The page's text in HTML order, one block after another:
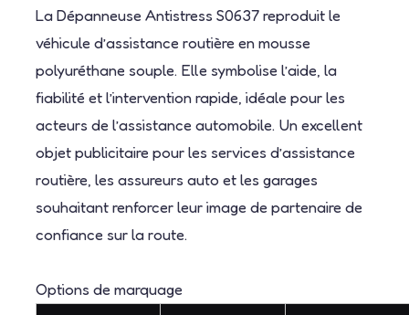
La Dépanneuse Antistress S0637 reproduit le
véhicule d’assistance routière en mousse
polyuréthane souple. Elle symbolise l’aide, la
fiabilité et l’intervention rapide, idéale pour les
acteurs de l’assistance automobile. Un excellent
objet publicitaire pour les services d’assistance
routière, les assureurs auto et les garages
souhaitant renforcer leur image de partenaire de
confiance sur la route.
Options de marquage